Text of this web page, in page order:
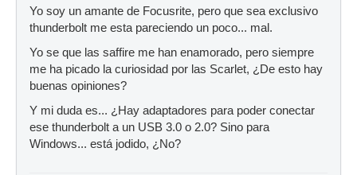
Yo soy un amante de Focusrite, pero que sea exclusivo
thunderbolt me esta pareciendo un poco... mal.
Yo se que las saffire me han enamorado, pero siempre
me ha picado la curiosidad por las Scarlet, ¿De esto hay
buenas opiniones?
Y mi duda es... ¿Hay adaptadores para poder conectar
ese thunderbolt a un USB 3.0 o 2.0? Sino para
Windows... está jodido, ¿No?